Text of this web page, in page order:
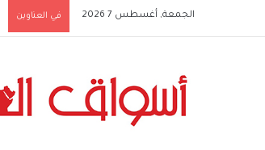
الجمعة, أغسطس 7 2026 في العناوين